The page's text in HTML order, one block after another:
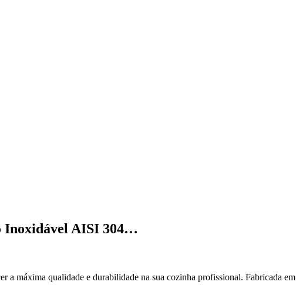
Inoxidável AISI 304…
a máxima qualidade e durabilidade na sua cozinha profissional. Fabricada em